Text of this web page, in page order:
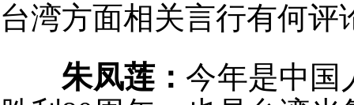
台湾方面相关言行有何评
朱凤莲： 今年是中国